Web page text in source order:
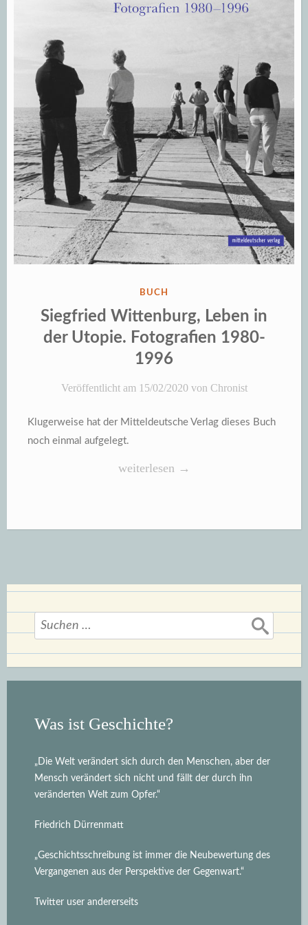
VERÖFFENTLICHT
BUCH
Siegfried Wittenburg, Leben in
der Utopie. Fotografien 1980-
1996
Veröffentlicht am 15/02/2020von Chronist
Klugerweise hat der Mitteldeutsche Verlag dieses Buch
noch einmal aufgelegt.
„Siegfried
in
1996“
weiterlesen →
Suchen
nach:
Was ist Geschichte?
„Die Welt verändert sich durch den Menschen, aber der
Mensch verändert sich nicht und fällt der durch ihn
veränderten Welt zum Opfer.“
Friedrich Dürrenmatt
„Geschichtsschreibung ist immer die Neubewertung des
Vergangenen aus der Perspektive der Gegenwart.“
Twitter user andererseits